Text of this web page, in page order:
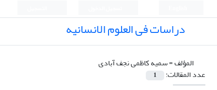
دراسات فی العلوم الانسانیه
المؤلف =سمیه کاظمی نجف آبادی
عدد المقالات:
1